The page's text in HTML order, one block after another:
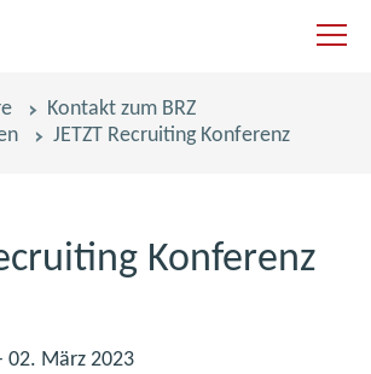
Kontakt zum BRZ
JETZT Recruiting Konferenz
Konferenz
02. März 2023